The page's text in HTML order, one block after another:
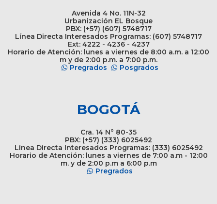
Avenida 4 No. 11N-32
Urbanización EL Bosque
PBX: (+57) (607) 5748717
Línea Directa Interesados Programas: (607) 5748717
Ext: 4222 - 4236 - 4237
Horario de Atención: lunes a viernes de 8:00 a.m. a 12:00
m y de 2:00 p.m. a 7:00 p.m.
Pregrados
Posgrados
BOGOTÁ
Cra. 14 N° 80-35
PBX: (+57) (333) 6025492
Línea Directa Interesados Programas: (333) 6025492
Horario de Atención: lunes a viernes de 7:00 a.m - 12:00
m. y de 2:00 p.m a 6:00 p.m
Pregrados